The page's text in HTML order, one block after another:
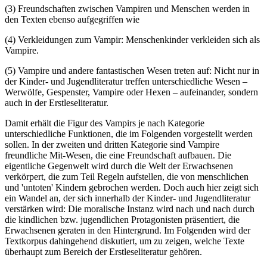
(3) Freundschaften zwischen Vampiren und Menschen werden in
den Texten ebenso aufgegriffen wie
(4) Verkleidungen zum Vampir: Menschenkinder verkleiden sich als
Vampire.
(5) Vampire und andere fantastischen Wesen treten auf: Nicht nur in
der Kinder- und Jugendliteratur treffen unterschiedliche Wesen –
Werwölfe, Gespenster, Vampire oder Hexen – aufeinander, sondern
auch in der Erstleseliteratur.
Damit erhält die Figur des Vampirs je nach Kategorie
unterschiedliche Funktionen, die im Folgenden vorgestellt werden
sollen. In der zweiten und dritten Kategorie sind Vampire
freundliche Mit-Wesen, die eine Freundschaft aufbauen. Die
eigentliche Gegenwelt wird durch die Welt der Erwachsenen
verkörpert, die zum Teil Regeln aufstellen, die von menschlichen
und 'untoten' Kindern gebrochen werden. Doch auch hier zeigt sich
ein Wandel an, der sich innerhalb der Kinder- und Jugendliteratur
verstärken wird: Die moralische Instanz wird nach und nach durch
die kindlichen bzw. jugendlichen Protagonisten präsentiert, die
Erwachsenen geraten in den Hintergrund. Im Folgenden wird der
Textkorpus dahingehend diskutiert, um zu zeigen, welche Texte
überhaupt zum Bereich der Erstleseliteratur gehören.